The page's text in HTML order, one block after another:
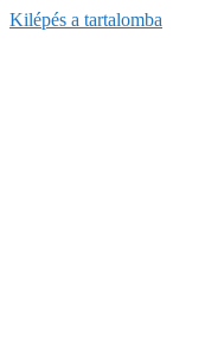
Kilépés a tartalomba